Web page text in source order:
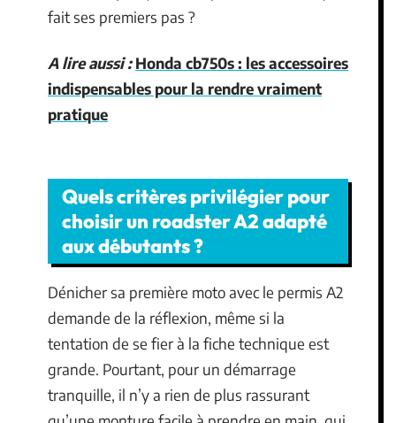
fait ses premiers pas ?
A lire aussi : Honda cb750s : les accessoires
indispensables pour la rendre vraiment
pratique
Quels critères privilégier pour
choisir un roadster A2 adapté
aux débutants ?
Dénicher sa première moto avec le permis A2
demande de la réflexion, même si la
tentation de se fier à la fiche technique est
grande. Pourtant, pour un démarrage
tranquille, il n’y a rien de plus rassurant